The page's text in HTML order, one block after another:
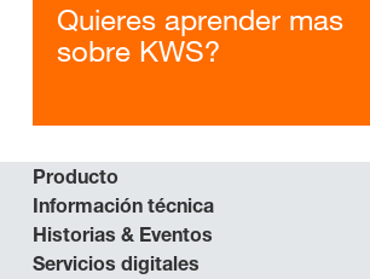
Quieres aprender mas
sobre KWS?
Producto
Información técnica
Historias & Eventos
Servicios digitales